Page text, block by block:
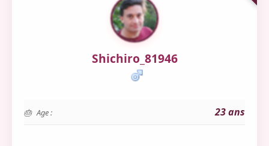
Shichiro_81946
Age : 23 ans